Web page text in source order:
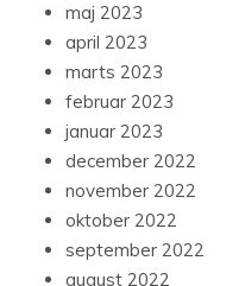
maj 2023
april 2023
marts 2023
februar 2023
januar 2023
december 2022
november 2022
oktober 2022
september 2022
august 2022